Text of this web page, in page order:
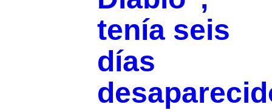
tenía seis
días